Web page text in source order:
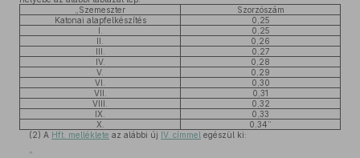
„Szemeszter
Szorzószám
Katonai alapfelkészítés
0,25
I.
0,25
II.
0,26
III.
0,27
IV.
0,28
V.
0,29
VI.
0,30
VII.
0,31
VIII.
0,32
IX.
0,33
X.
0,34”
(2) A Hft. melléklete az alábbi új IV. címmel egészül ki: